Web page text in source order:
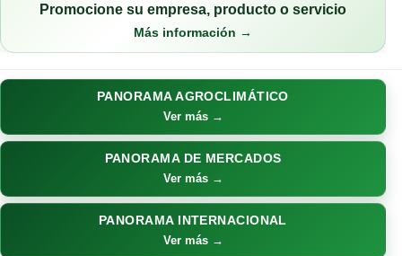
Promocione su empresa, producto o servicio
Más información →
PANORAMA AGROCLIMÁTICO
Ver más →
PANORAMA DE MERCADOS
Ver más →
PANORAMA INTERNACIONAL
Ver más →